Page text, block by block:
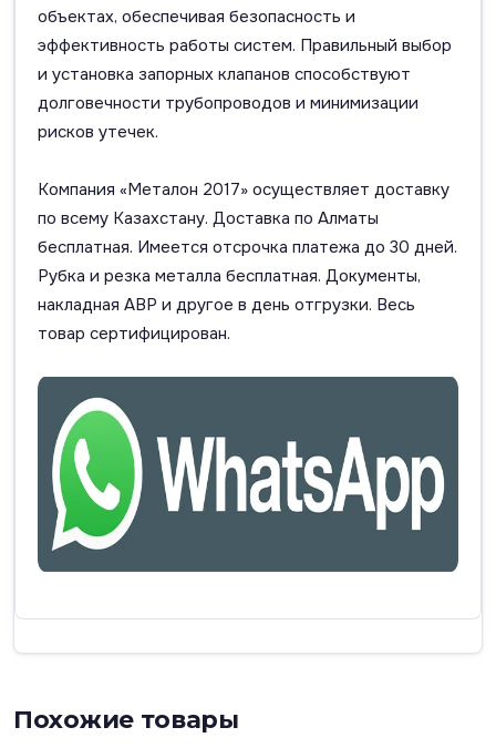
объектах, обеспечивая безопасность и
эффективность работы систем. Правильный выбор
и установка запорных клапанов способствуют
долговечности трубопроводов и минимизации
рисков утечек.
Компания «Металон 2017» осуществляет доставку
по всему Казахстану. Доставка по Алматы
бесплатная. Имеется отсрочка платежа до 30 дней.
Рубка и резка металла бесплатная. Документы,
накладная АВР и другое в день отгрузки. Весь
товар сертифицирован.
Похожие товары